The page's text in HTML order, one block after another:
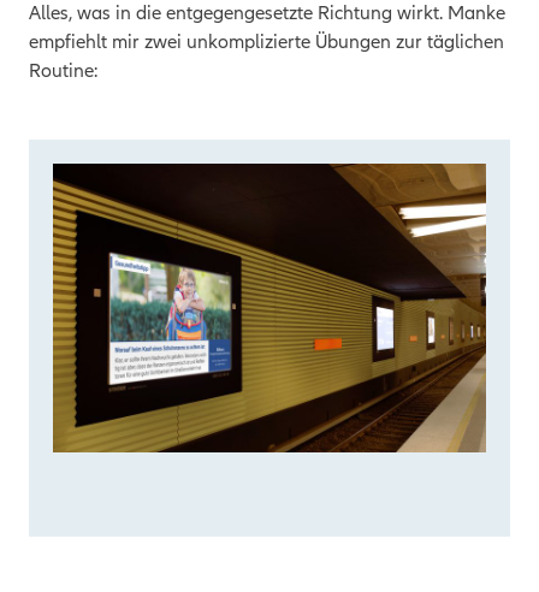
Alles, was in die entgegengesetzte Richtung wirkt. Manke
empfiehlt mir zwei unkomplizierte Übungen zur täglichen
Routine: